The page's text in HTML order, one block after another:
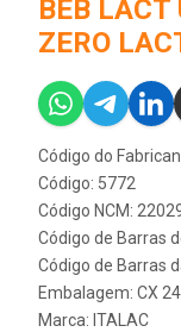
BEB LACT
ZERO
Código do
Código: 5772
Código NCM:
Código de Barras
Código de Barras
Embalagem: CX
Marca: ITALAC